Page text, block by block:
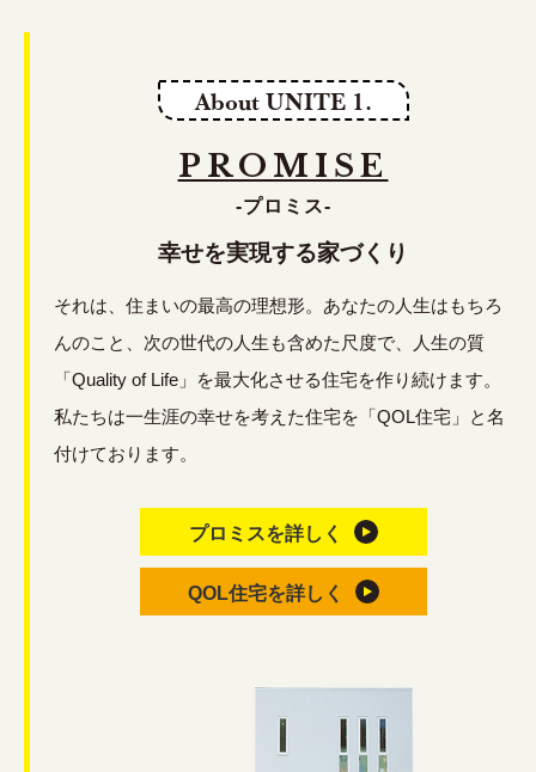
About UNITE 1.
PROMISE
-プロミス-
幸せを実現する家づくり
それは、住まいの最高の理想形。あなたの人生はもちろ
んのこと、次の世代の人生も含めた尺度で、人生の質
「Quality of Life」を最大化させる住宅を作り続けます。
私たちは一生涯の幸せを考えた住宅を「QOL住宅」と名
付けております。
プロミスを詳しく
QOL住宅を詳しく